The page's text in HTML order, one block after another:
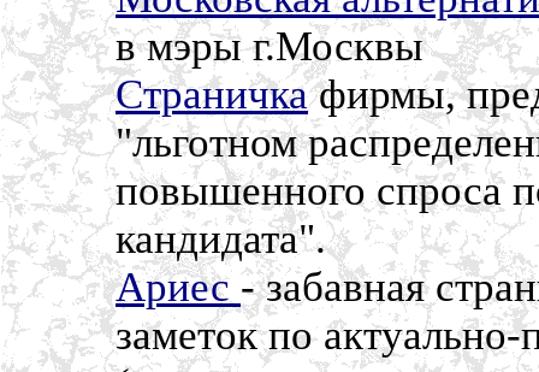
в мэры г.Москвы
Страничкафирмы,
"льготном
повышенного спроса
кандидата".
Ариес- забавная
заметок по